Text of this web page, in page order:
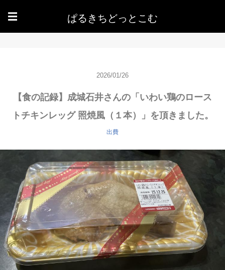
☰ ぱるきちどっとこむ
2026/01/26
【食の記録】成城石井さんの「いわい鶏のロース
トチキンレッグ 照焼風（１本）」を頂きました。
出費